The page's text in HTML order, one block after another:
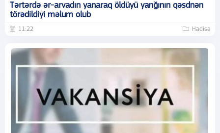
Tərtərdə ər-arvadın yanaraq öldüyü yanğının qəsdnən
törədildiyi məlum olub
11:22 Hadisə